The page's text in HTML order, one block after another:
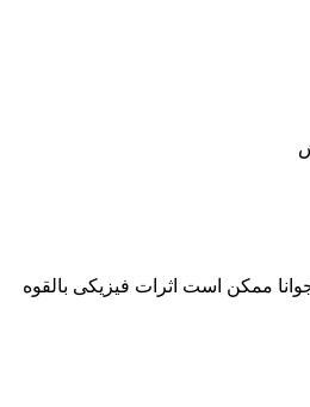
ممکن است اثرات فیزیکی بالقوه